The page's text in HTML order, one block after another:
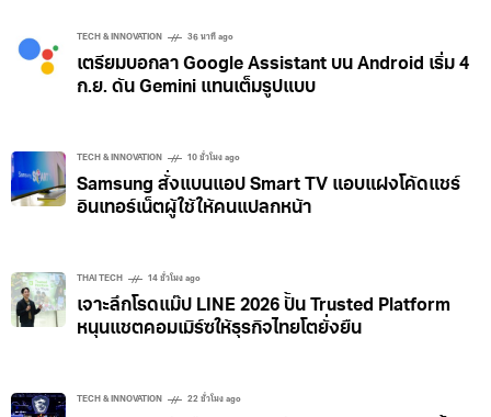
TECH & INNOVATION 36 นาที ago
เตรียมบอกลา Google Assistant บน Android เริ่ม 4
ก.ย. ดัน Gemini แทนเต็มรูปแบบ
TECH & INNOVATION 10 ชั่วโมง ago
Samsung สั่งแบนแอป Smart TV แอบแฝงโค้ดแชร์
อินเทอร์เน็ตผู้ใช้ให้คนแปลกหน้า
THAI TECH 14 ชั่วโมง ago
เจาะลึกโรดแม๊ป LINE 2026 ปั้น Trusted Platform
หนุนแชตคอมเมิร์ซให้ธุรกิจไทยโตยั่งยืน
TECH & INNOVATION 22 ชั่วโมง ago